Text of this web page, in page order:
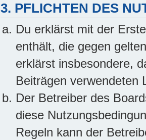
3. PFLICHTEN DES
Du erklärst mit der
enthält, die gegen
erklärst insbesondere,
Beiträgen verwendeten
Der Betreiber des
diese
Regeln kann der